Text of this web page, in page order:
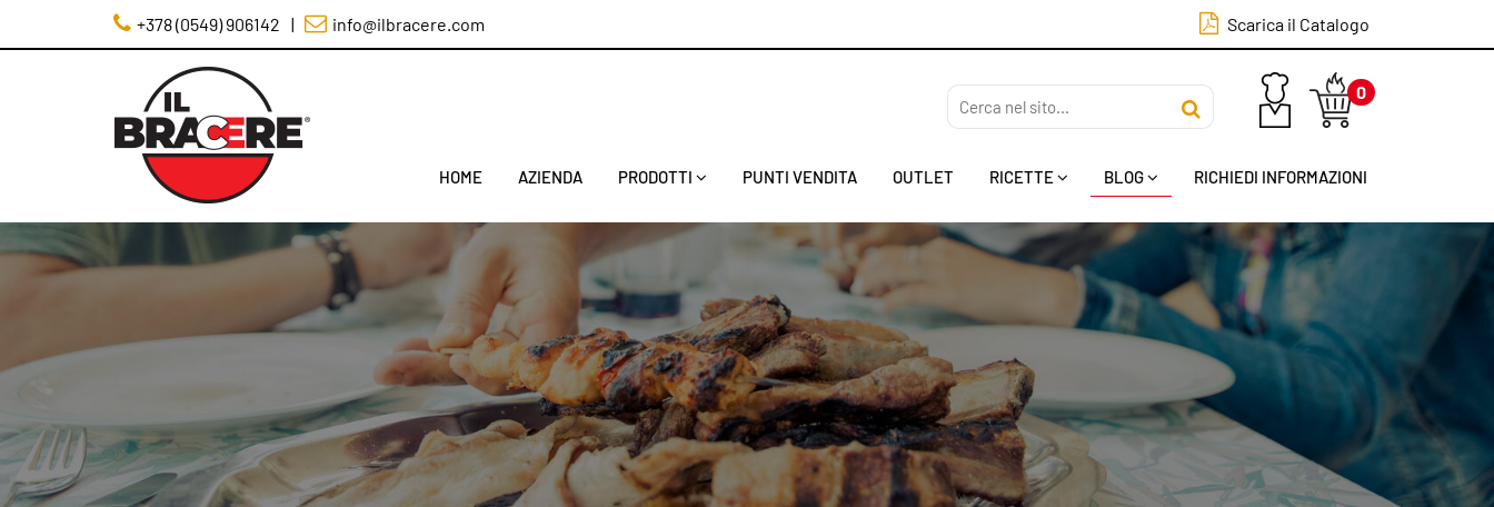
+378 (0549) 906142 | info@ilbracere.com Scarica il Catalogo
0
LOGIN
HOME AZIENDA PRODOTTI PUNTI VENDITA OUTLET RICETTE BLOG RICHIEDI INFORMAZIONI